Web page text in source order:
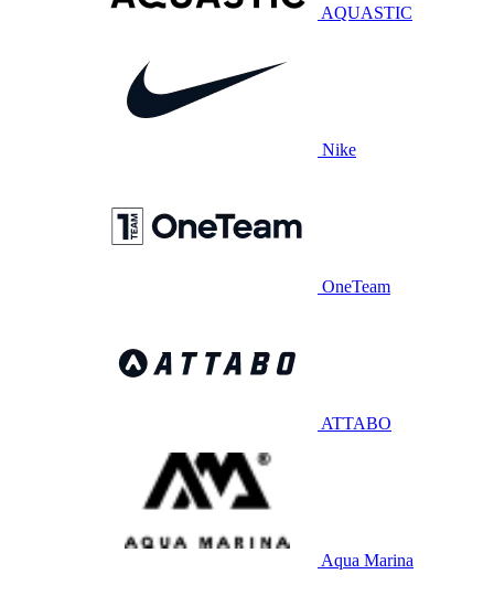
AQUASTIC
Nike
OneTeam
ATTABO
Aqua Marina